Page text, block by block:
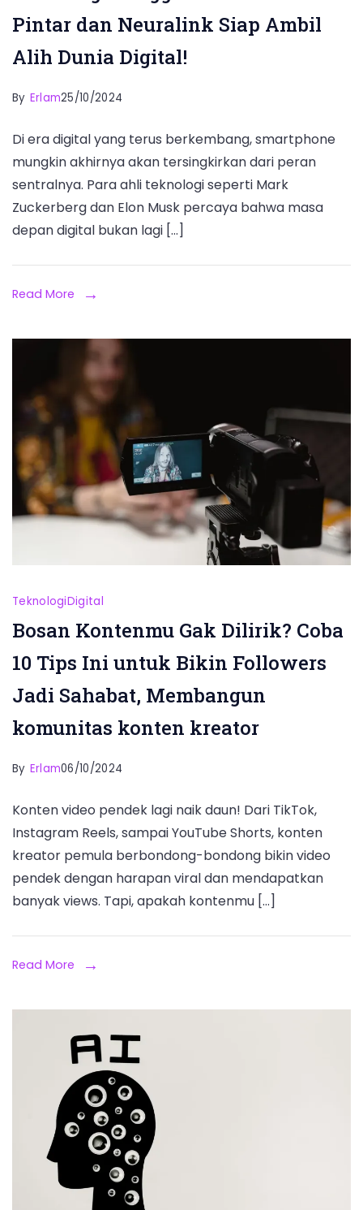
Pintar dan Neuralink Siap Ambil
Alih Dunia Digital!
By Erlam25/10/2024
Di era digital yang terus berkembang, smartphone
mungkin akhirnya akan tersingkirkan dari peran
sentralnya. Para ahli teknologi seperti Mark
Zuckerberg dan Elon Musk percaya bahwa masa
depan digital bukan lagi […]
Read More
TeknologiDigital
Bosan Kontenmu Gak Dilirik? Coba
10 Tips Ini untuk Bikin Followers
Jadi Sahabat, Membangun
komunitas konten kreator
By Erlam06/10/2024
Konten video pendek lagi naik daun! Dari TikTok,
Instagram Reels, sampai YouTube Shorts, konten
kreator pemula berbondong-bondong bikin video
pendek dengan harapan viral dan mendapatkan
banyak views. Tapi, apakah kontenmu […]
Read More